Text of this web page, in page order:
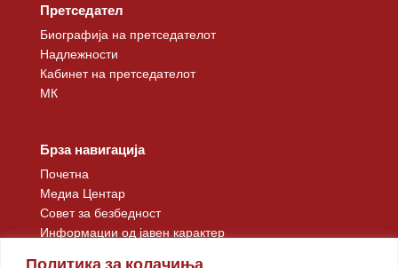
Политика за колачиња
Претседател
Биографија на претседателот
Надлежности
Кабинет на претседателот
МК
Брза навигација
Почетна
Медиа Центар
Совет за безбедност
Информации од јавен карактер